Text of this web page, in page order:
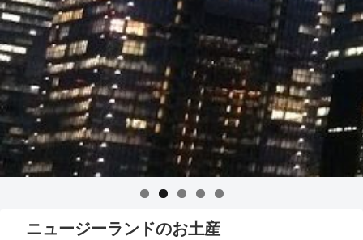
ニュージーランドのお土産